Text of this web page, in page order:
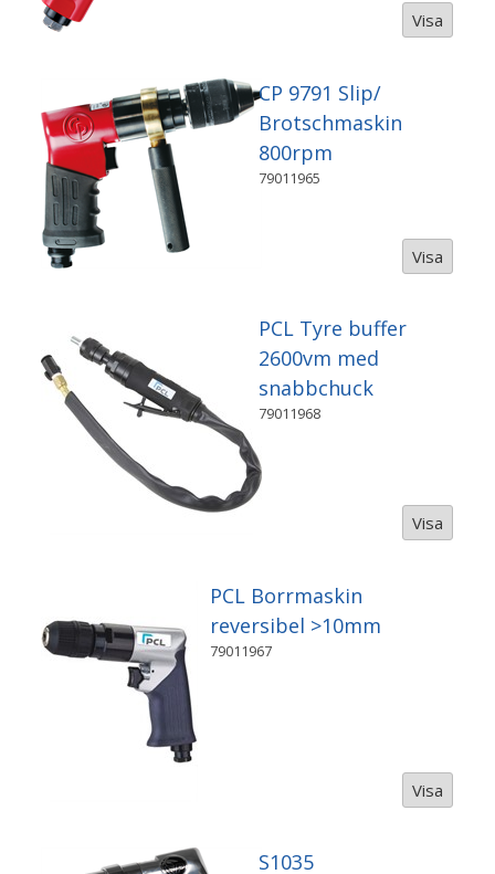
Visa
CP 9791 Slip/
Brotschmaskin
800rpm
79011965
Visa
PCL Tyre buffer
2600vm med
snabbchuck
79011968
Visa
PCL Borrmaskin
reversibel >10mm
79011967
Visa
S1035